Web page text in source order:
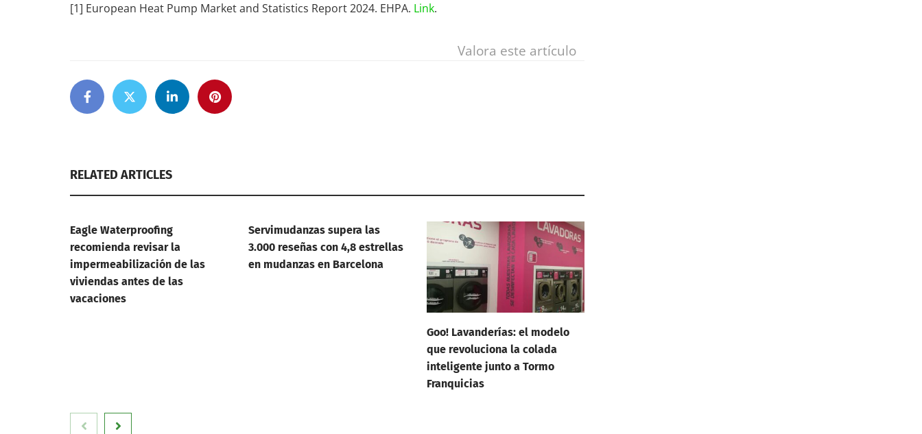
[1] European Heat Pump Market and Statistics Report 2024. EHPA. Link.
Valora este artículo
RELATED ARTICLES
Eagle Waterproofing
recomienda revisar la
impermeabilización de las
viviendas antes de las
vacaciones
Servimudanzas supera las
3.000 reseñas con 4,8 estrellas
en mudanzas en Barcelona
Goo! Lavanderías: el modelo
que revoluciona la colada
inteligente junto a Tormo
Franquicias